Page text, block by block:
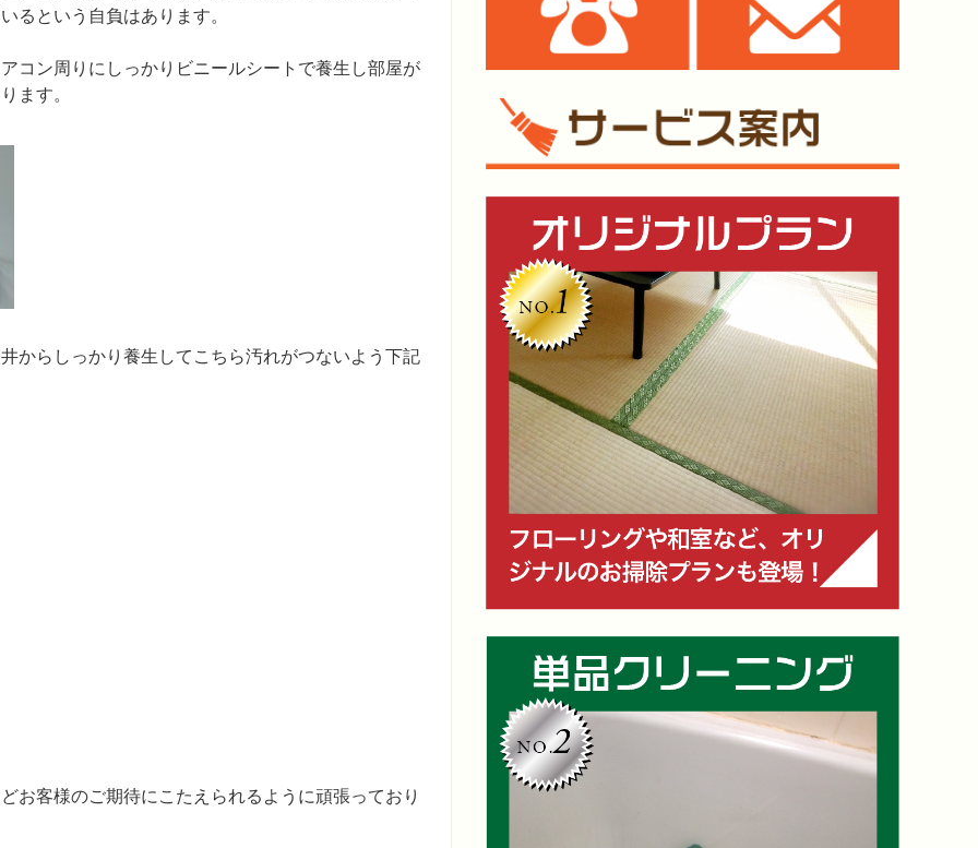
るという自負はあります。
コン周りにしっかりビニールシートで養生し部屋が
ます。
からしっかり養生してこちら汚れがつないよう下記
お客様のご期待にこたえられるように頑張っており